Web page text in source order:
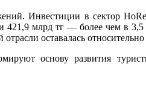
Инвестиции в сектор
млрд тг — более чем в
оставалась
основу развития